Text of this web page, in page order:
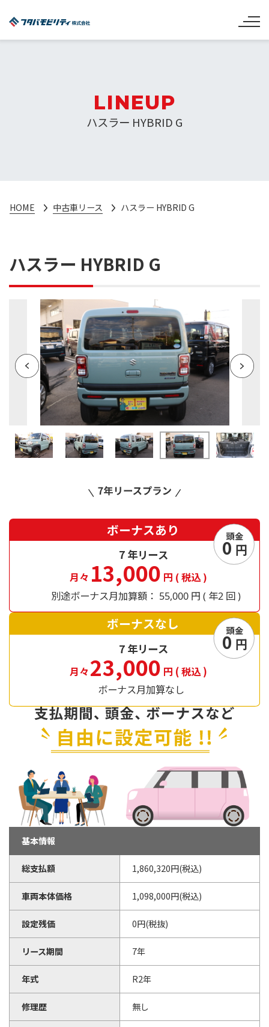
LINEUP
ハスラー HYBRID G
HOME 中古車リース ハスラー HYBRID G
ハスラー HYBRID G
別途ボーナス月加算額： 55,000 円 ( 年2 回)
13,000 円 (税込)
月々
ボーナスあり
7年リース
頭金
0 円
ボーナス月加算なし
23,000 円 (税込)
月々
ボーナスなし
7年リース
頭金
0 円
基本情報
総支払額 1,860,320円(税込)
車両本体価格 1,098,000円(税込)
設定残価 0円(税抜)
リース期間 7年
年式 R2年
修理歴 無し